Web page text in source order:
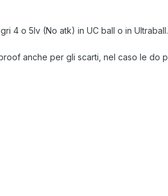
4 o 5Iv (No atk) in UC ball o in
anche per gli scarti, nel caso le do